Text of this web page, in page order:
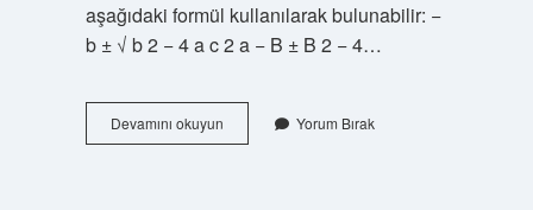
aşağıdaki formül kullanılarak bulunabilir: −
b ± √ b 2 − 4 a c 2 a − B ± B 2 − 4…
Devamını okuyunPolinom
Derecesi
Yorum Bırak